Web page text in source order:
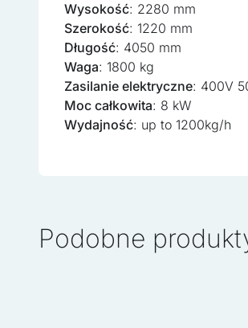
Wysokość: 2280 mm
Szerokość: 1220 mm
Długość: 4050 mm
Waga: 1800 kg
Zasilanie elektryczne: 400V
Moc całkowita: 8 kW
Wydajność: up to 1200kg/h
Podobne